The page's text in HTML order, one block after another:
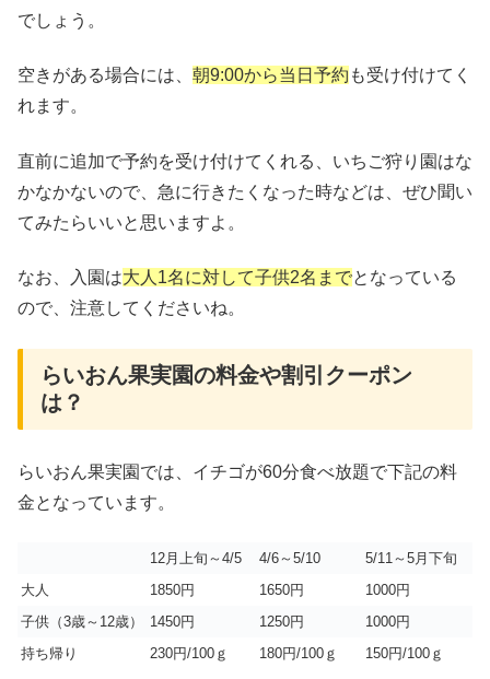
でしょう。
空きがある場合には、 朝9:00から当日予約 も受け付けてく
れます。
直前に追加で予約を受け付けてくれる、いちご狩り園はな
かなかないので、急に行きたくなった時などは、ぜひ聞い
てみたらいいと思いますよ。
なお、入園は大人1名に対して子供2名までとなっている
ので、注意してくださいね。
らいおん果実園の料金や割引クーポン
は？
らいおん果実園では、イチゴが60分食べ放題で下記の料
金となっています。
12月上旬～4/5 4/6～5/10
5/11～5月下旬
大人
1850円 1650円
1000円
子供（3歳～12歳）
1450円 1250円
1000円
持ち帰り
230円/100ｇ 180円/100ｇ 150円/100ｇ